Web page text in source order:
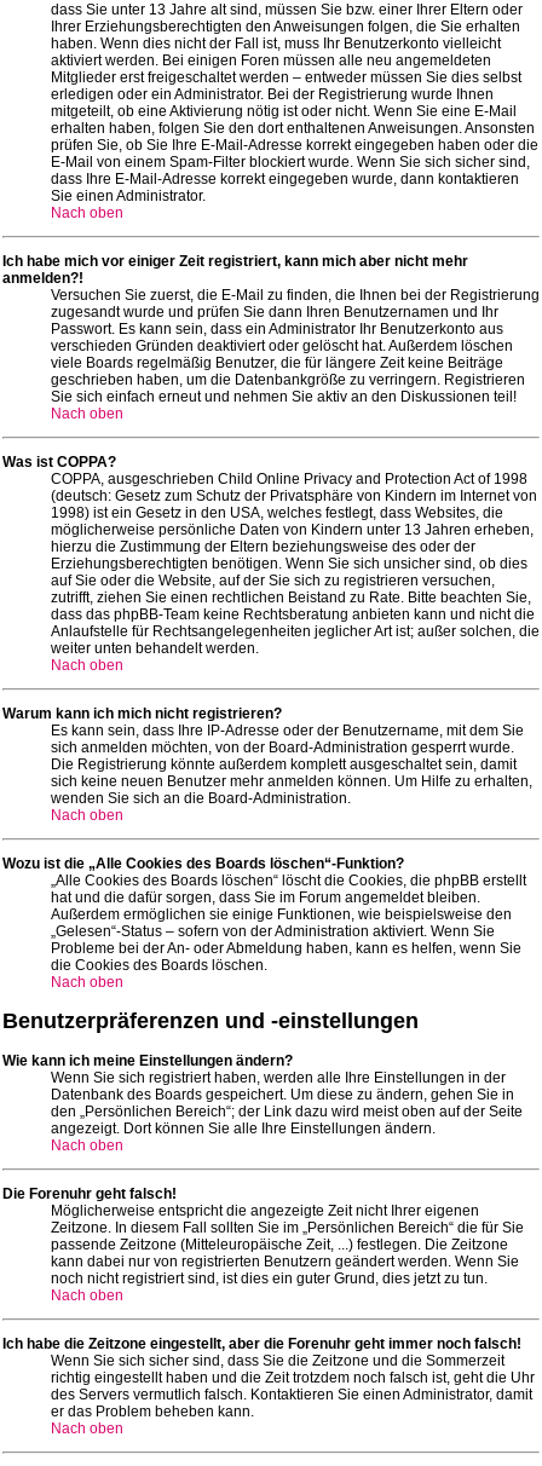
dass Sie unter 13 Jahre alt sind, müssen Sie bzw. einer Ihrer Eltern oder
Ihrer Erziehungsberechtigten den Anweisungen folgen, die Sie erhalten
haben. Wenn dies nicht der Fall ist, muss Ihr Benutzerkonto vielleicht
aktiviert werden. Bei einigen Foren müssen alle neu angemeldeten
Mitglieder erst freigeschaltet werden – entweder müssen Sie dies selbst
erledigen oder ein Administrator. Bei der Registrierung wurde Ihnen
mitgeteilt, ob eine Aktivierung nötig ist oder nicht. Wenn Sie eine E-Mail
erhalten haben, folgen Sie den dort enthaltenen Anweisungen. Ansonsten
prüfen Sie, ob Sie Ihre E-Mail-Adresse korrekt eingegeben haben oder die
E-Mail von einem Spam-Filter blockiert wurde. Wenn Sie sich sicher sind,
dass Ihre E-Mail-Adresse korrekt eingegeben wurde, dann kontaktieren
Sie einen Administrator.
Nach oben
Ich habe mich vor einiger Zeit registriert, kann mich aber nicht mehr
anmelden?!
Versuchen Sie zuerst, die E-Mail zu finden, die Ihnen bei der Registrierung
zugesandt wurde und prüfen Sie dann Ihren Benutzernamen und Ihr
Passwort. Es kann sein, dass ein Administrator Ihr Benutzerkonto aus
verschieden Gründen deaktiviert oder gelöscht hat. Außerdem löschen
viele Boards regelmäßig Benutzer, die für längere Zeit keine Beiträge
geschrieben haben, um die Datenbankgröße zu verringern. Registrieren
Sie sich einfach erneut und nehmen Sie aktiv an den Diskussionen teil!
Nach oben
Was ist COPPA?
COPPA, ausgeschrieben Child Online Privacy and Protection Act of 1998
(deutsch: Gesetz zum Schutz der Privatsphäre von Kindern im Internet von
1998) ist ein Gesetz in den USA, welches festlegt, dass Websites, die
möglicherweise persönliche Daten von Kindern unter 13 Jahren erheben,
hierzu die Zustimmung der Eltern beziehungsweise des oder der
Erziehungsberechtigten benötigen. Wenn Sie sich unsicher sind, ob dies
auf Sie oder die Website, auf der Sie sich zu registrieren versuchen,
zutrifft, ziehen Sie einen rechtlichen Beistand zu Rate. Bitte beachten Sie,
dass das phpBB-Team keine Rechtsberatung anbieten kann und nicht die
Anlaufstelle für Rechtsangelegenheiten jeglicher Art ist; außer solchen, die
weiter unten behandelt werden.
Nach oben
Warum kann ich mich nicht registrieren?
Es kann sein, dass Ihre IP-Adresse oder der Benutzername, mit dem Sie
sich anmelden möchten, von der Board-Administration gesperrt wurde.
Die Registrierung könnte außerdem komplett ausgeschaltet sein, damit
sich keine neuen Benutzer mehr anmelden können. Um Hilfe zu erhalten,
wenden Sie sich an die Board-Administration.
Nach oben
Wozu ist die „Alle Cookies des Boards löschen“-Funktion?
„Alle Cookies des Boards löschen“ löscht die Cookies, die phpBB erstellt
hat und die dafür sorgen, dass Sie im Forum angemeldet bleiben.
Außerdem ermöglichen sie einige Funktionen, wie beispielsweise den
„Gelesen“-Status – sofern von der Administration aktiviert. Wenn Sie
Probleme bei der An- oder Abmeldung haben, kann es helfen, wenn Sie
die Cookies des Boards löschen.
Nach oben
Benutzerpräferenzen und -einstellungen
Wie kann ich meine Einstellungen ändern?
Wenn Sie sich registriert haben, werden alle Ihre Einstellungen in der
Datenbank des Boards gespeichert. Um diese zu ändern, gehen Sie in
den „Persönlichen Bereich“; der Link dazu wird meist oben auf der Seite
angezeigt. Dort können Sie alle Ihre Einstellungen ändern.
Nach oben
Die Forenuhr geht falsch!
Möglicherweise entspricht die angezeigte Zeit nicht Ihrer eigenen
Zeitzone. In diesem Fall sollten Sie im „Persönlichen Bereich“ die für Sie
passende Zeitzone (Mitteleuropäische Zeit, ...) festlegen. Die Zeitzone
kann dabei nur von registrierten Benutzern geändert werden. Wenn Sie
noch nicht registriert sind, ist dies ein guter Grund, dies jetzt zu tun.
Nach oben
Ich habe die Zeitzone eingestellt, aber die Forenuhr geht immer noch falsch!
Wenn Sie sich sicher sind, dass Sie die Zeitzone und die Sommerzeit
richtig eingestellt haben und die Zeit trotzdem noch falsch ist, geht die Uhr
des Servers vermutlich falsch. Kontaktieren Sie einen Administrator, damit
er das Problem beheben kann.
Nach oben